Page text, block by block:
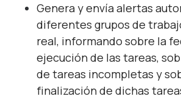
Genera y envía alertas
diferentes grupos de
real, informando sobre la
ejecución de las tareas,
de tareas incompletas y
finalización de dichas